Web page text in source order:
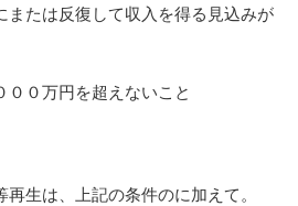
または反復して収入を得る見込みが
００万円を超えないこと
生は、上記の条件のに加えて。